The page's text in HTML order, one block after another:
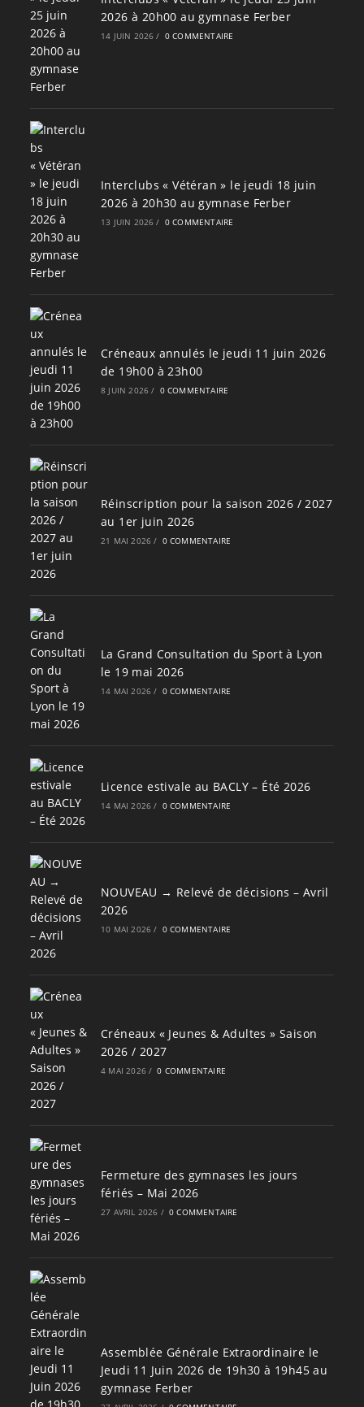
2026 à 20h00 au gymnase Ferber
14 JUIN 2026 / 0 COMMENTAIRE
Interclubs « Vétéran » le jeudi 18 juin
2026 à 20h30 au gymnase Ferber
13 JUIN 2026 / 0 COMMENTAIRE
Créneaux annulés le jeudi 11 juin 2026
de 19h00 à 23h00
8 JUIN 2026 / 0 COMMENTAIRE
Réinscription pour la saison 2026 / 2027
au 1er juin 2026
21 MAI 2026 / 0 COMMENTAIRE
La Grand Consultation du Sport à Lyon
le 19 mai 2026
14 MAI 2026 / 0 COMMENTAIRE
Licence estivale au BACLY – Été 2026
14 MAI 2026 / 0 COMMENTAIRE
NOUVEAU → Relevé de décisions – Avril
2026
10 MAI 2026 / 0 COMMENTAIRE
Créneaux « Jeunes & Adultes » Saison
2026 / 2027
4 MAI 2026 / 0 COMMENTAIRE
Fermeture des gymnases les jours
fériés – Mai 2026
27 AVRIL 2026 / 0 COMMENTAIRE
Assemblée Générale Extraordinaire le
Jeudi 11 Juin 2026 de 19h30 à 19h45 au
gymnase Ferber